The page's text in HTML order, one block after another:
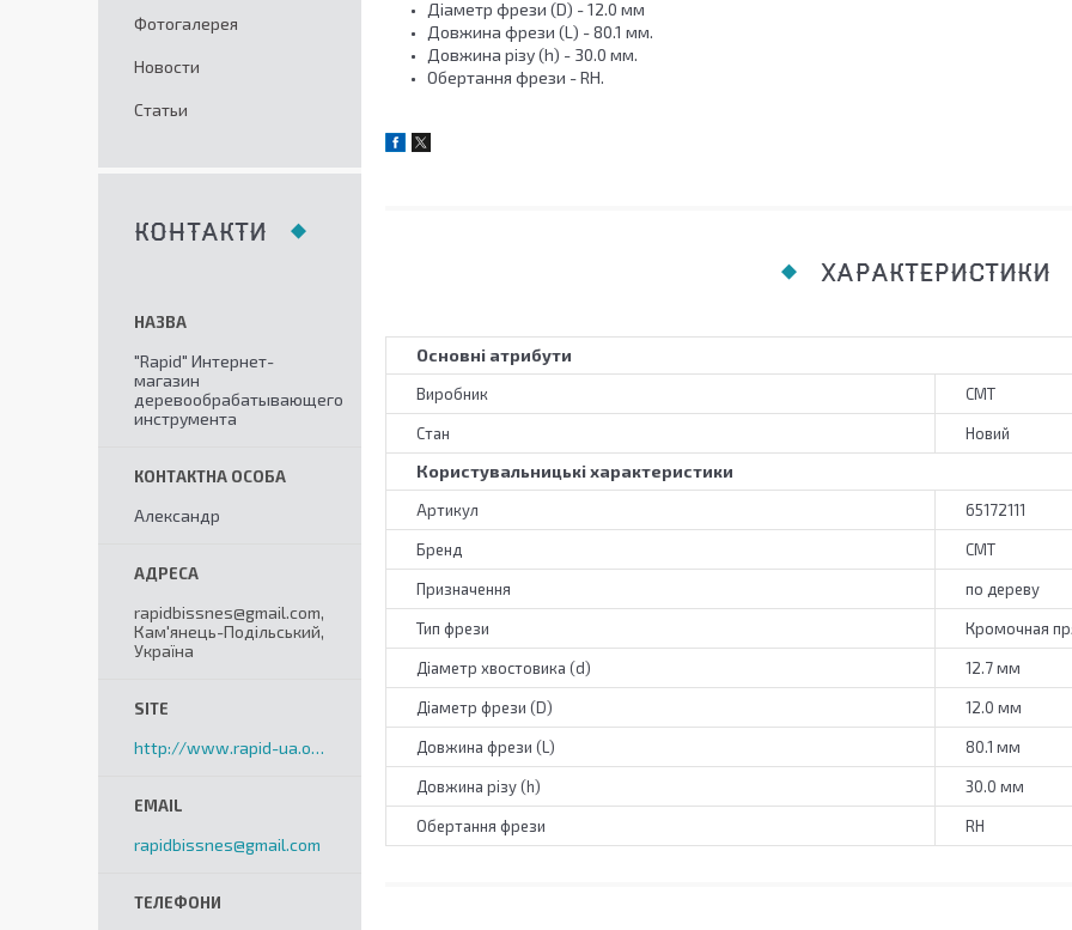
Діаметр фрези (D) - 12.0 мм
Довжина фрези (L) - 80.1 мм.
Довжина різу (h) - 30.0 мм.
Обертання фрези - RH.
ХАРАКТЕРИСТИКИ
Основні атрибути
Виробник CMT
Стан Новий
Користувальницькі характеристики
Артикул 65172111
Бренд CMT
Призначення по дереву
Тип фрези Кромочная
Діаметр хвостовика (d) 12.7 мм
Діаметр фрези (D) 12.0 мм
Довжина фрези (L) 80.1 мм
Довжина різу (h) 30.0 мм
Обертання фрези RH
Фотогалерея
Новости
Статьи
КОНТАКТИ
"Rapid" Интернет-
магазин
деревообрабатывающего
инструмента
Александр
rapidbissnes@gmail.com,
Кам'янець-Подільський,
Україна
http://www.rapid-ua.org
rapidbissnes@gmail.com